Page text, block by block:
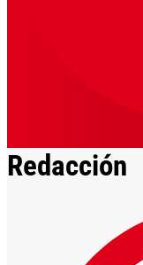
Redacción